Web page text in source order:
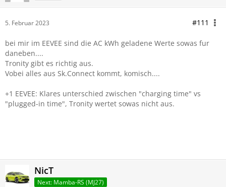
5. Februar 2023 #111
bei mir im EEVEE sind die AC kWh geladene Werte sowas fur
daneben....
Tronity gibt es richtig aus.
Vobei alles aus Sk.Connect kommt, komisch....
+1 EEVEE: Klares unterschied zwischen "charging time" vs
"plugged-in time", Tronity wertet sowas nicht aus.
NicT
Next: Mamba-RS (MJ27)